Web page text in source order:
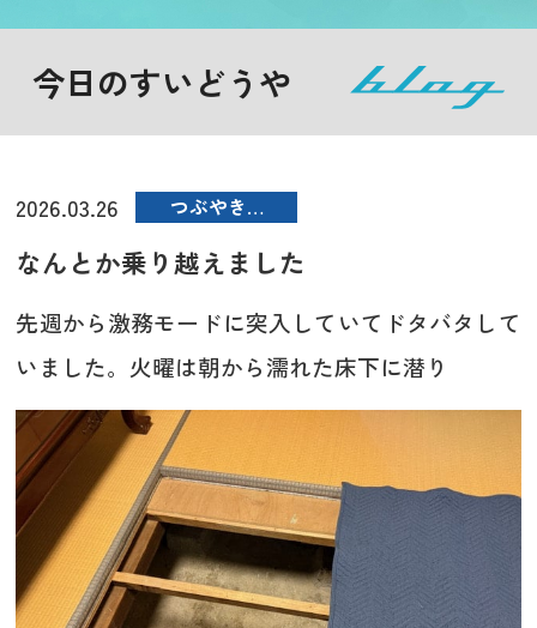
今日のすいどうや
2026.03.26 つぶやき…
なんとか乗り越えました
先週から激務モードに突入していてドタバタして
いました。火曜は朝から濡れた床下に潜り